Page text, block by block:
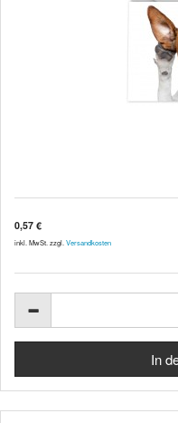
0,57 €
inkl. MwSt. zzgl. Versandkosten